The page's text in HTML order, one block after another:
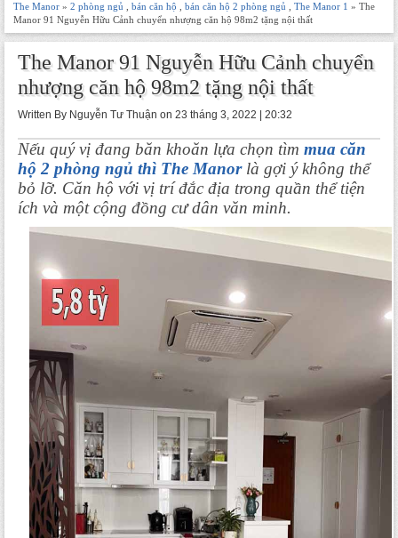
The Manor » 2 phòng ngủ bán căn hộ bán căn hộ 2 phòng ngủ The Manor 1 » The
Manor 91 Nguyễn Hữu Cảnh chuyển nhượng căn hộ 98m2 tặng nội thất
The Manor 91 Nguyễn Hữu Cảnh chuyển
nhượng căn hộ 98m2 tặng nội thất
Written By Nguyễn Tư Thuận on 23 tháng 3, 2022 | 20:32
Nếu quý vị đang băn khoăn lựa chọn tìm mua căn
hộ 2 phòng ngủ thì The Manor là gợi ý không thể
bỏ lỡ. Căn hộ với vị trí đắc địa trong quần thể tiện
ích và một cộng đồng cư dân văn minh.